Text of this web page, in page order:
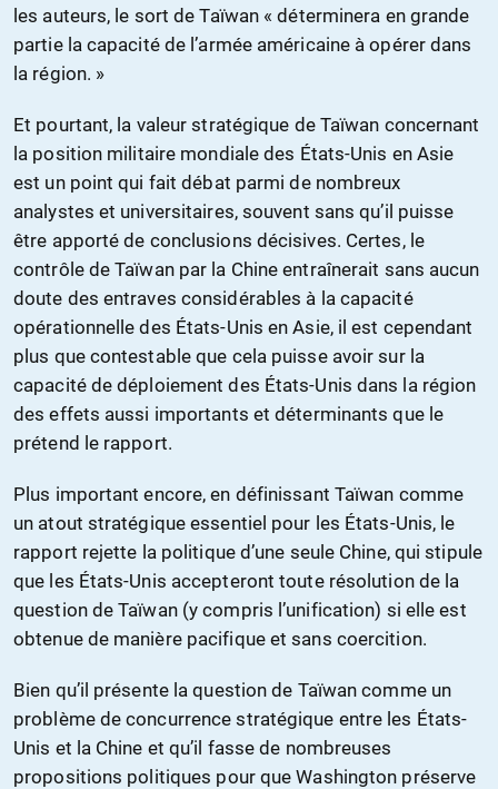
les auteurs, le sort de Taïwan « déterminera en grande
partie la capacité de l’armée américaine à opérer dans
la région. »
Et pourtant, la valeur stratégique de Taïwan concernant
la position militaire mondiale des États-Unis en Asie
est un point qui fait débat parmi de nombreux
analystes et universitaires, souvent sans qu’il puisse
être apporté de conclusions décisives. Certes, le
contrôle de Taïwan par la Chine entraînerait sans aucun
doute des entraves considérables à la capacité
opérationnelle des États-Unis en Asie, il est cependant
plus que contestable que cela puisse avoir sur la
capacité de déploiement des États-Unis dans la région
des effets aussi importants et déterminants que le
prétend le rapport.
Plus important encore, en définissant Taïwan comme
un atout stratégique essentiel pour les États-Unis, le
rapport rejette la politique d’une seule Chine, qui stipule
que les États-Unis accepteront toute résolution de la
question de Taïwan (y compris l’unification) si elle est
obtenue de manière pacifique et sans coercition.
Bien qu’il présente la question de Taïwan comme un
problème de concurrence stratégique entre les États-
Unis et la Chine et qu’il fasse de nombreuses
propositions politiques pour que Washington préserve